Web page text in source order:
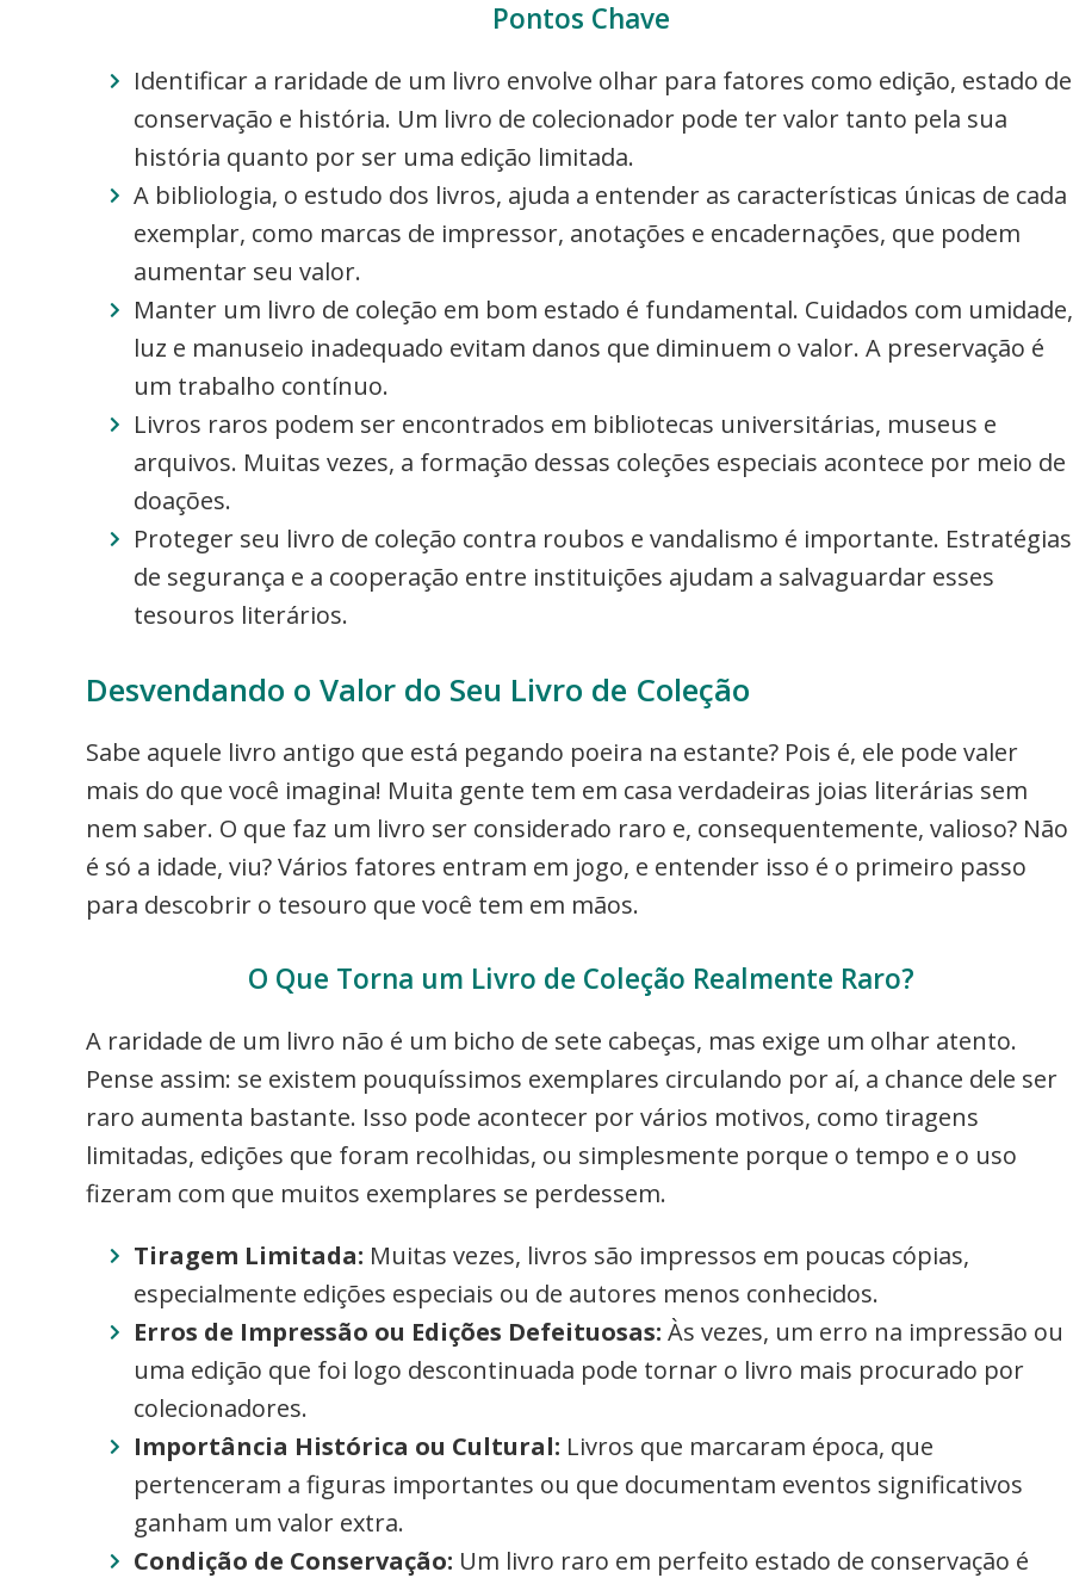
Pontos Chave
Identificar a raridade de um livro envolve olhar para fatores como edição, estado de
conservação e história. Um livro de colecionador pode ter valor tanto pela sua
história quanto por ser uma edição limitada.
A bibliologia, o estudo dos livros, ajuda a entender as características únicas de cada
exemplar, como marcas de impressor, anotações e encadernações, que podem
aumentar seu valor.
Manter um livro de coleção em bom estado é fundamental. Cuidados com umidade,
luz e manuseio inadequado evitam danos que diminuem o valor. A preservação é
um trabalho contínuo.
Livros raros podem ser encontrados em bibliotecas universitárias, museus e
arquivos. Muitas vezes, a formação dessas coleções especiais acontece por meio de
doações.
Proteger seu livro de coleção contra roubos e vandalismo é importante. Estratégias
de segurança e a cooperação entre instituições ajudam a salvaguardar esses
tesouros literários.
Desvendando o Valor do Seu Livro de Coleção
Sabe aquele livro antigo que está pegando poeira na estante? Pois é, ele pode valer
mais do que você imagina! Muita gente tem em casa verdadeiras joias literárias sem
nem saber. O que faz um livro ser considerado raro e, consequentemente, valioso? Não
é só a idade, viu? Vários fatores entram em jogo, e entender isso é o primeiro passo
para descobrir o tesouro que você tem em mãos.
O Que Torna um Livro de Coleção Realmente Raro?
A raridade de um livro não é um bicho de sete cabeças, mas exige um olhar atento.
Pense assim: se existem pouquíssimos exemplares circulando por aí, a chance dele ser
raro aumenta bastante. Isso pode acontecer por vários motivos, como tiragens
limitadas, edições que foram recolhidas, ou simplesmente porque o tempo e o uso
fizeram com que muitos exemplares se perdessem.
Tiragem Limitada: Muitas vezes, livros são impressos em poucas cópias,
especialmente edições especiais ou de autores menos conhecidos.
Erros de Impressão ou Edições Defeituosas: Às vezes, um erro na impressão ou
uma edição que foi logo descontinuada pode tornar o livro mais procurado por
colecionadores.
Importância Histórica ou Cultural: Livros que marcaram época, que
pertenceram a figuras importantes ou que documentam eventos significativos
ganham um valor extra.
Condição de Conservação: Um livro raro em perfeito estado de conservação é